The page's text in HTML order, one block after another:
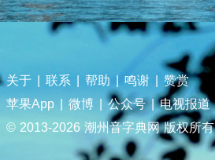
关于 联系 帮助 鸣谢
赞赏
苹果App
微博 公众号 | 电视报道
© 2013-2026 潮州音字典网 版权所有